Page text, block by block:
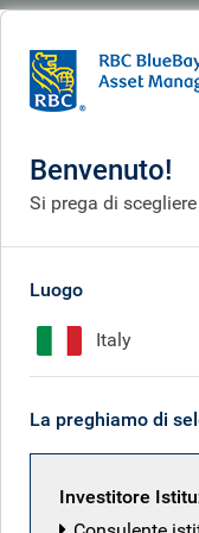
People Simon Chennell
Benvenuto!
Si prega di scegliere
Luogo
Italy
La preghiamo di
Investitore